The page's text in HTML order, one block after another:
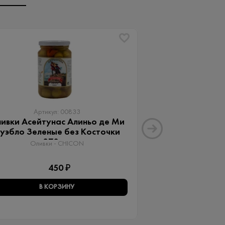
Артикул: 00833
Асейтунас Алиньо де Ми
Зеленые без Косточки
370 мл
Оливки - CHICON
450 ₽
В КОРЗИНУ